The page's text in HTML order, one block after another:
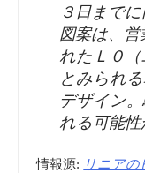
３日まで
図案は、
れたＬ０
とみられ
デザイン
れる可能性
情報源: リニアの